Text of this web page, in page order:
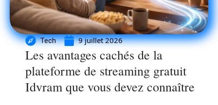
Tech 9 juillet 2026
Les avantages cachés de la
plateforme de streaming gratuit
Idvram que vous devez connaître